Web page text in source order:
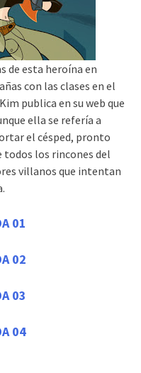
de esta heroína en
con las clases en el
publica en su web que
ella se refería a
el césped, pronto
todos los rincones del
villanos que intentan
01
02
03
04